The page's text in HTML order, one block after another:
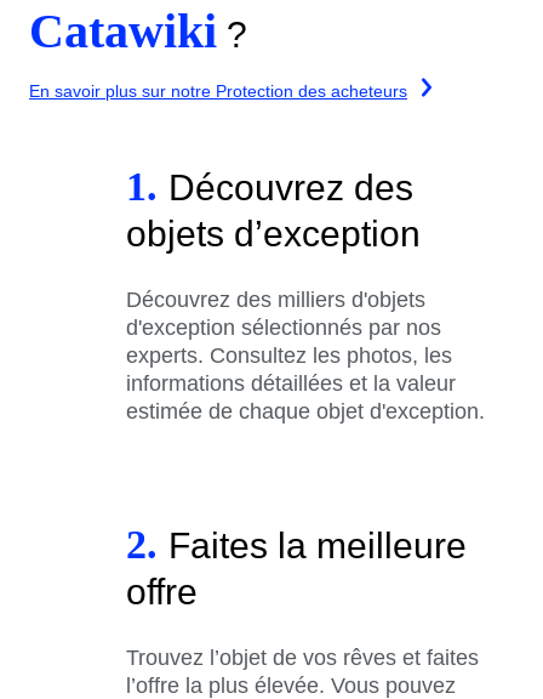
Catawiki ?
En savoir plus sur notre Protection des acheteurs
1. Découvrez des
objets d’exception
Découvrez des milliers d'objets
d'exception sélectionnés par nos
experts. Consultez les photos, les
informations détaillées et la valeur
estimée de chaque objet d'exception.
2. Faites la meilleure
offre
Trouvez l’objet de vos rêves et faites
l’offre la plus élevée. Vous pouvez